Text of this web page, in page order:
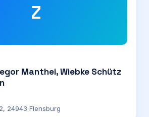
Z
Manthei, Wiebke Schütz
24943 Flensburg